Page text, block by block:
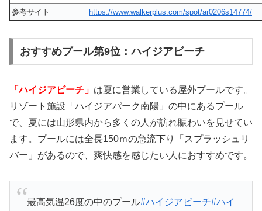
参考サイト
https://www.walkerplus.com/spot/ar0206s14774/
おすすめプール第9位：ハイジアビーチ
「ハイジアビーチ」 は夏に営業している屋外プールです。
リゾート施設「ハイジアパーク南陽」の中にあるプール
で、夏には山形県内から多くの人が訪れ賑わいを見せてい
ます。プールには全長150ｍの急流下り「スプラッシュリ
バー」があるので、爽快感を感じたい人におすすめです。
最高気温26度の中のプール#ハイジアビーチ#ハイ